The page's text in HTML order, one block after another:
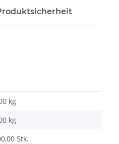
kg
kg
Stk.